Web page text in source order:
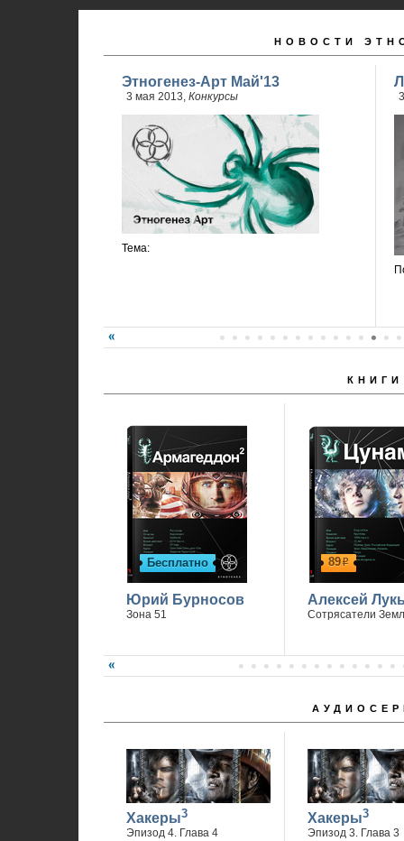
НОВОСТИ
Этногенез-Арт Май'13
3 мая 2013, Конкурсы
Тема:
КНИГИ
Бесплатно
Юрий Бурносов
Зона 51
89р
Алексей
Сотрясатели
Хакеры3
Эпизод 4. Глава 4
Хакеры3
Эпизод 3. Глава 3